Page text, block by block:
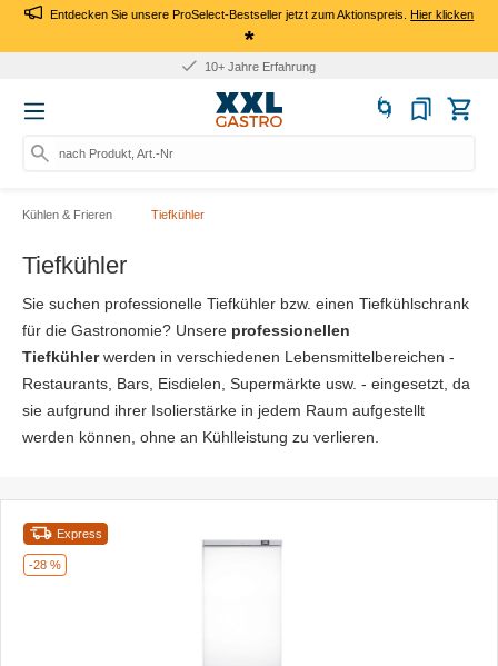
Entdecken Sie unsere ProSelect-Bestseller jetzt zum Aktionspreis.Hier klicken
*
nach Produkt, Art.-Nr., Marke
Kühlen & Frieren Tiefkühler
Tiefkühler
Sie suchen professionelle Tiefkühler bzw. einen Tiefkühlschrank
für die Gastronomie? Unsere professionellen
Tiefkühlerwerden in verschiedenen Lebensmittelbereichen -
Restaurants, Bars, Eisdielen, Supermärkte usw. - eingesetzt, da
sie aufgrund ihrer Isolierstärke in jedem Raum aufgestellt
werden können, ohne an Kühlleistung zu verlieren.
-28 %
Express